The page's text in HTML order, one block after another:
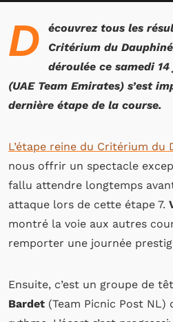
D
écouvrez tous les
Critérium du
déroulée ce samedi
(UAE Team Emirates) s’est
dernière étape de la course.
L’étape reine du Critérium du
nous offrir un spectacle
fallu attendre longtemps
attaque lors de cette étape 7.
montré la voie aux autres
remporter une journée
Ensuite, c’est un groupe de
Bardet (Team Picnic Post NL)